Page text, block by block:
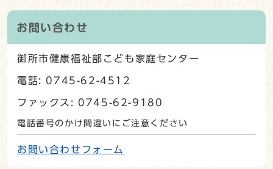
お問い合わせ
御所市健康福祉部こども家庭センター
電話: 0745-62-4512
ファックス: 0745-62-9180
電話番号のかけ間違いにご注意ください
お問い合わせフォーム